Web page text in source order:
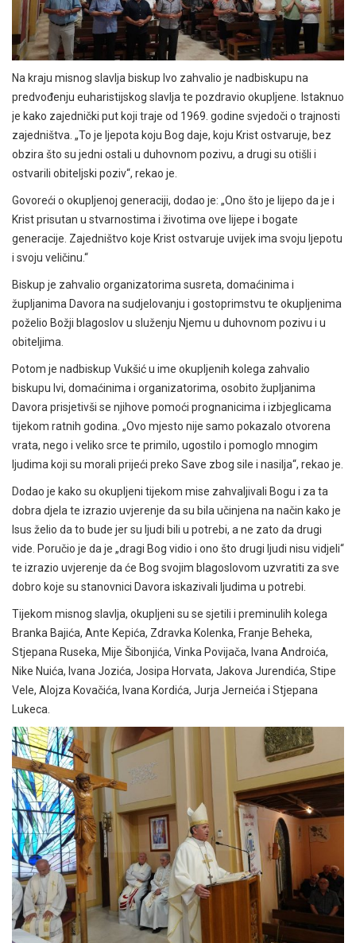
Na kraju misnog slavlja biskup Ivo zahvalio je nadbiskupu na
predvođenju euharistijskog slavlja te pozdravio okupljene. Istaknuo
je kako zajednički put koji traje od 1969. godine svjedoči o trajnosti
zajedništva. „To je ljepota koju Bog daje, koju Krist ostvaruje, bez
obzira što su jedni ostali u duhovnom pozivu, a drugi su otišli i
ostvarili obiteljski poziv“, rekao je.
Govoreći o okupljenoj generaciji, dodao je: „Ono što je lijepo da je i
Krist prisutan u stvarnostima i životima ove lijepe i bogate
generacije. Zajedništvo koje Krist ostvaruje uvijek ima svoju ljepotu
i svoju veličinu.“
Biskup je zahvalio organizatorima susreta, domaćinima i
župljanima Davora na sudjelovanju i gostoprimstvu te okupljenima
poželio Božji blagoslov u služenju Njemu u duhovnom pozivu i u
obiteljima.
Potom je nadbiskup Vukšić u ime okupljenih kolega zahvalio
biskupu Ivi, domaćinima i organizatorima, osobito župljanima
Davora prisjetivši se njihove pomoći prognanicima i izbjeglicama
tijekom ratnih godina. „Ovo mjesto nije samo pokazalo otvorena
vrata, nego i veliko srce te primilo, ugostilo i pomoglo mnogim
ljudima koji su morali prijeći preko Save zbog sile i nasilja“, rekao je.
Dodao je kako su okupljeni tijekom mise zahvaljivali Bogu i za ta
dobra djela te izrazio uvjerenje da su bila učinjena na način kako je
Isus želio da to bude jer su ljudi bili u potrebi, a ne zato da drugi
vide. Poručio je da je „dragi Bog vidio i ono što drugi ljudi nisu vidjeli“
te izrazio uvjerenje da će Bog svojim blagoslovom uzvratiti za sve
dobro koje su stanovnici Davora iskazivali ljudima u potrebi.
Tijekom misnog slavlja, okupljeni su se sjetili i preminulih kolega
Branka Bajića, Ante Kepića, Zdravka Kolenka, Franje Beheka,
Stjepana Ruseka, Mije Šibonjića, Vinka Povijača, Ivana Androića,
Nike Nuića, Ivana Jozića, Josipa Horvata, Jakova Jurendića, Stipe
Vele, Alojza Kovačića, Ivana Kordića, Jurja Jerneića i Stjepana
Lukeca.